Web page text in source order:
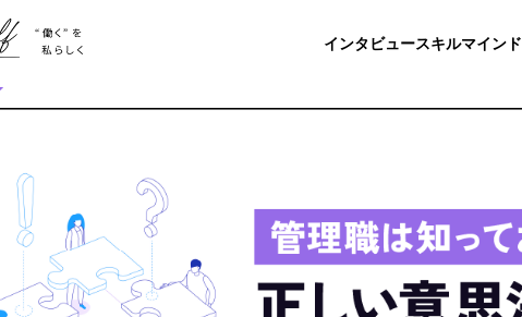
インタビュースキルマインド